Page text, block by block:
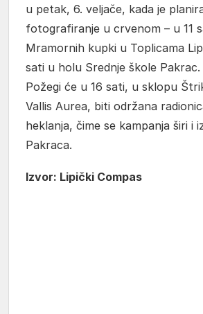
u petak, 6. veljače, kada je
fotografiranje u crvenom – u 11
Mramornih kupki u Toplicama
sati u holu Srednje škole
Požegi će u 16 sati, u sklopu
Vallis Aurea, biti održana
heklanja, čime se kampanja širi i
Pakraca.
Izvor: Lipički Compas